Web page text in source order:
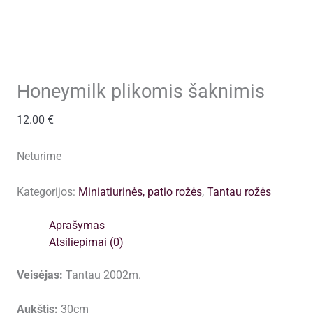
Honeymilk plikomis šaknimis
12.00 €
Neturime
Kategorijos: Miniatiurinės, patio rožės, Tantau rožės
Aprašymas
Atsiliepimai (0)
Veisėjas: Tantau 2002m.
Aukštis: 30cm